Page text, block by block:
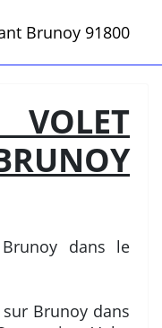
Brunoy 91800
VOLET
dans le
Brunoy dans